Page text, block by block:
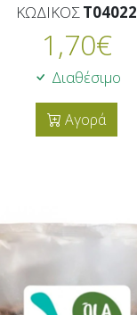
ΚΩΔΙΚΟΣT04022
1,70€
Διαθέσιμο
Αγορά